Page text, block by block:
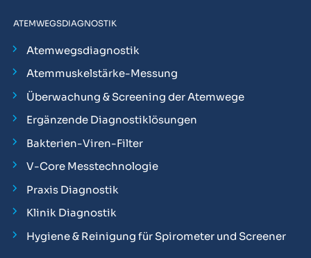
ATEMWEGSDIAGNOSTIK
Atemwegsdiagnostik
Atemmuskelstärke-Messung
Überwachung & Screening der Atemwege
Ergänzende Diagnostiklösungen
Bakterien-Viren-Filter
V-Core Messtechnologie
Praxis Diagnostik
Klinik Diagnostik
Hygiene & Reinigung für Spirometer und Screener